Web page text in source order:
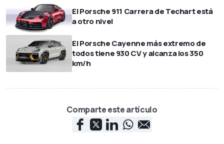
El Porsche 911 Carrera de Techart está
a otro nivel
El Porsche Cayenne más extremo de
todos tiene 930 CV y alcanza los 350
km/h
Comparte este artículo